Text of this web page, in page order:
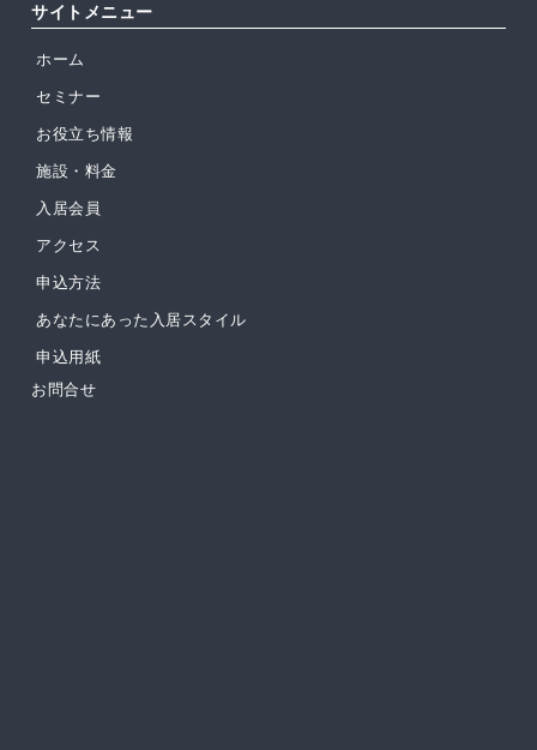
サイトメニュー
ホーム
セミナー
お役立ち情報
施設・料金
入居会員
アクセス
申込方法
あなたにあった入居スタイル
申込用紙
お問合せ